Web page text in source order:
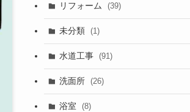
リフォーム (39)
未分類 (1)
水道工事 (91)
洗面所 (26)
浴室 (8)